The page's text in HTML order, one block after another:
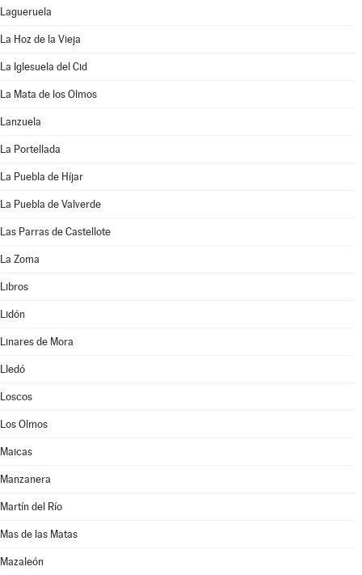
Lagueruela
La Hoz de la Vieja
La Iglesuela del Cid
La Mata de los Olmos
Lanzuela
La Portellada
La Puebla de Híjar
La Puebla de Valverde
Las Parras de Castellote
La Zoma
Libros
Lidón
Linares de Mora
Lledó
Loscos
Los Olmos
Maicas
Manzanera
Martín del Río
Mas de las Matas
Mazaleón